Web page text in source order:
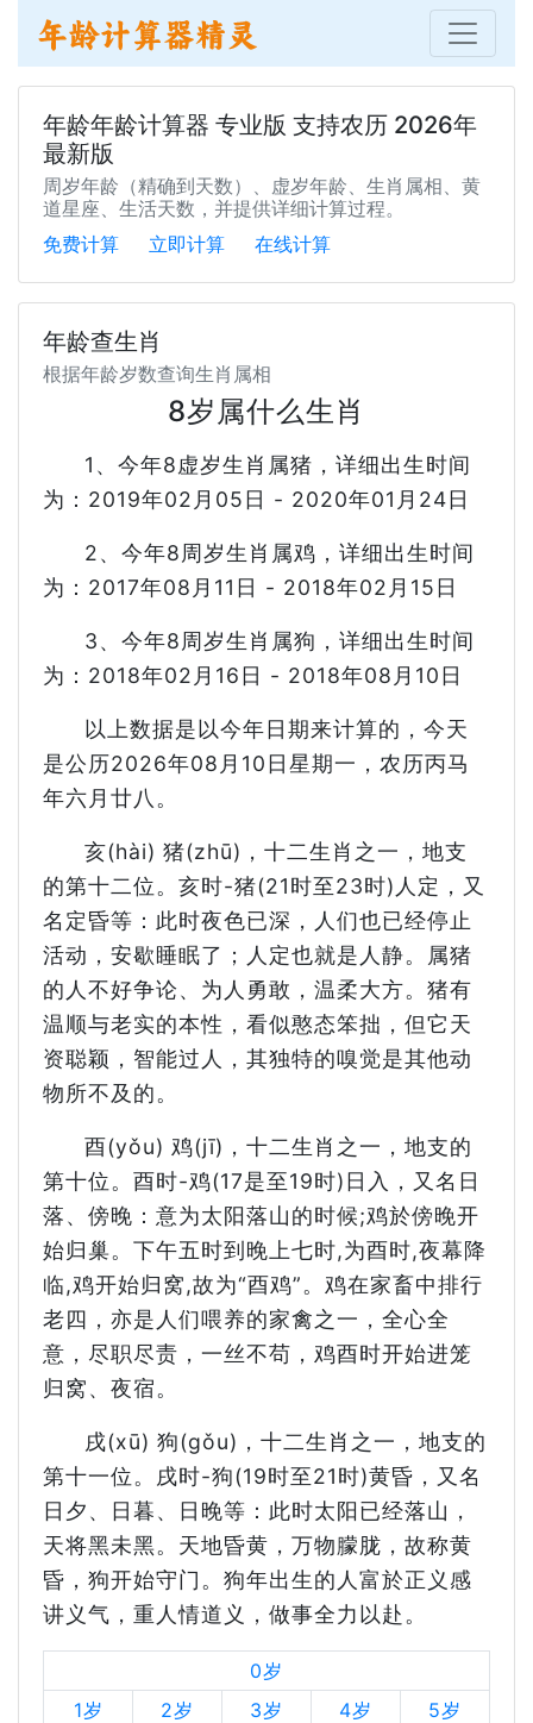
年龄年龄计算器 专业版 支持农历 2026年
最新版
周岁年龄（精确到天数）、虚岁年龄、生肖属相、黄
道星座、生活天数，并提供详细计算过程。
免费计算
立即计算 在线计算
年龄查生肖
根据年龄岁数查询生肖属相
8岁属什么生肖
1、今年8虚岁生肖属猪，详细出生时间
为：2019年02月05日 - 2020年01月24日
2、今年8周岁生肖属鸡，详细出生时间
为：2017年08月11日 - 2018年02月15日
3、今年8周岁生肖属狗，详细出生时间
为：2018年02月16日 - 2018年08月10日
以上数据是以今年日期来计算的，今天
是公历2026年08月10日星期一，农历丙马
年六月廿八。
亥(hài) 猪(zhū)，十二生肖之一，地支
的第十二位。亥时-猪(21时至23时)人定，又
名定昏等：此时夜色已深，人们也已经停止
活动，安歇睡眠了；人定也就是人静。属猪
的人不好争论、为人勇敢，温柔大方。猪有
温顺与老实的本性，看似憨态笨拙，但它天
资聪颖，智能过人，其独特的嗅觉是其他动
物所不及的。
酉(yǒu) 鸡(jī)，十二生肖之一，地支的
第十位。酉时-鸡(17是至19时)日入，又名日
落、傍晚：意为太阳落山的时候;鸡於傍晚开
始归巢。下午五时到晚上七时,为酉时,夜幕降
临,鸡开始归窝,故为“酉鸡”。鸡在家畜中排行
老四，亦是人们喂养的家禽之一，全心全
意，尽职尽责，一丝不苟，鸡酉时开始进笼
归窝、夜宿。
戌(xū) 狗(gǒu)，十二生肖之一，地支的
第十一位。戌时-狗(19时至21时)黄昏，又名
日夕、日暮、日晚等：此时太阳已经落山，
天将黑未黑。天地昏黄，万物朦胧，故称黄
昏，狗开始守门。狗年出生的人富於正义感
讲义气，重人情道义，做事全力以赴。
0岁
1岁
2岁 3岁 4岁
5岁